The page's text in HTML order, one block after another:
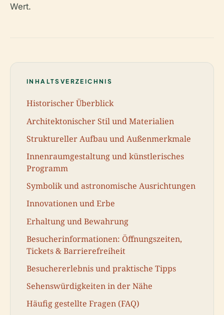
Wert.
INHALTSVERZEICHNIS
Historischer Überblick
Architektonischer Stil und Materialien
Struktureller Aufbau und Außenmerkmale
Innenraumgestaltung und künstlerisches
Programm
Symbolik und astronomische Ausrichtungen
Innovationen und Erbe
Erhaltung und Bewahrung
Besucherinformationen: Öffnungszeiten,
Tickets & Barrierefreiheit
Besuchererlebnis und praktische Tipps
Sehenswürdigkeiten in der Nähe
Häufig gestellte Fragen (FAQ)